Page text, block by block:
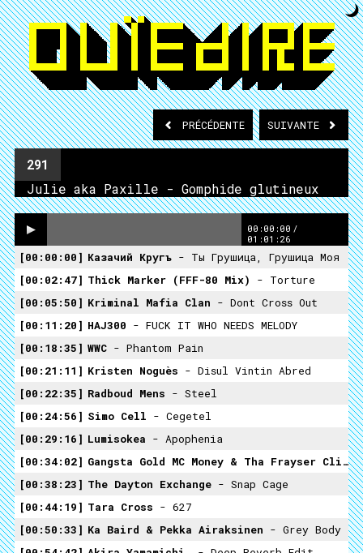
PRÉCÉDENTE SUIVANTE
291
Julie aka Paxille - Gomphide glutineux
00:00:00 /
01:01:26
00:00:00 Казачий Кругъ - Ты Грушица, Грушица Моя
00:02:47
Thick Marker (FFF-80 Mix)
- Torture
00:05:50
Kriminal Mafia Clan - Dont Cross Out
00:11:20
HAJ300 - FUCK IT WHO NEEDS MELODY
00:18:35
WWC - Phantom Pain
00:21:11
Kristen Noguès - Disul Vintin Abred
00:22:35
Radboud Mens - Steel
00:24:56
Simo Cell - Cegetel
00:29:16
Lumisokea - Apophenia
00:34:02
Gangsta Gold MC Money & Tha Frayser Click
-
00:38:23
The Dayton Exchange - Snap Cage
00:44:19
Tara Cross - 627
00:50:33
Ka Baird & Pekka Airaksinen - Grey Body